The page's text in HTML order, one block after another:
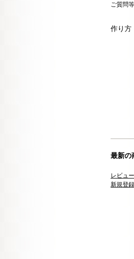
ご質問
作り方
最新の
レビュ
新規登